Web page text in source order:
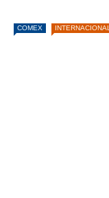
COMEX INTERNACIONAL